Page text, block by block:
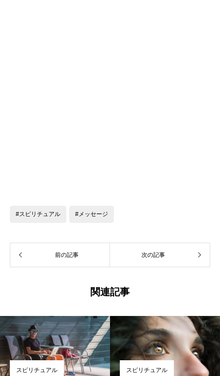
#スピリチュアル #メッセージ
前の記事 次の記事
関連記事
スピリチュアル スピリチュアル